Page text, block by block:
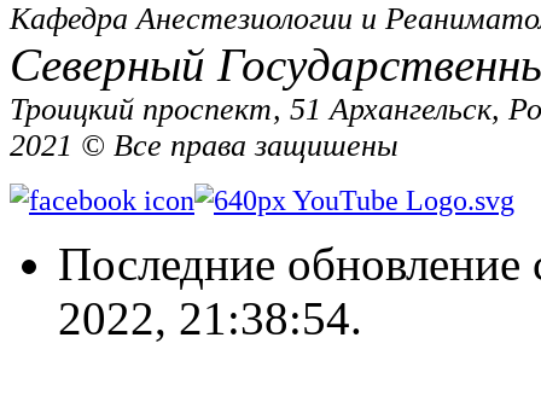
Кафедра Анестезиологии и
Северный
Троицкий проспект, 51 Архангельск,
2021 © Все права защишены
Последние обновление
2022, 21:38:54.